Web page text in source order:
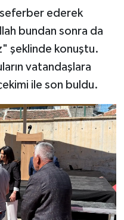
ederek
bundan sonra da
şeklinde konuştu.
vatandaşlara
ile son buldu.